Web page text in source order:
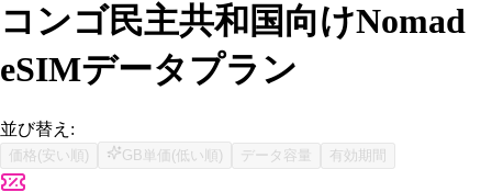
コンゴ民主共和国向けNomad
eSIMデータプラン
並び替え:
価格(安い順) GB単価(低い順) データ容量 有効期間